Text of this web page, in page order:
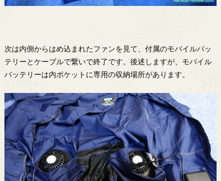
次は内側からはめ込まれたファンを見て、付属のモバイルバッ
テリーとケーブルで繋いで終了です。後述しますが、モバイル
バッテリーは内ポケットに専用の収納場所があります。